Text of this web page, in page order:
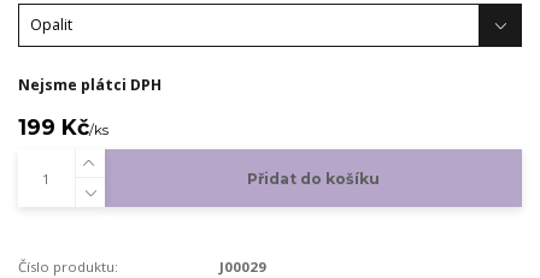
Nejsme plátci DPH
199 Kč/ks
Přidat do košíku
Číslo produktu:
J00029